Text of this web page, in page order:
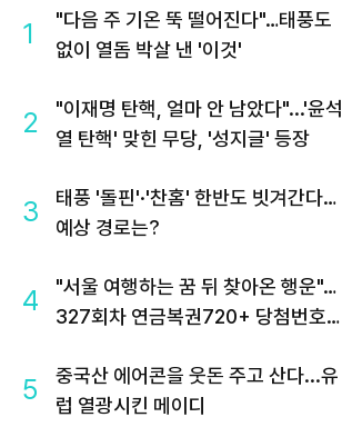
1
"다음 주 기온 뚝 떨어진다"…태풍도
없이 열돔 박살 낸 '이것'
2
"이재명 탄핵, 얼마 안 남았다"...'윤석
열 탄핵' 맞힌 무당, '성지글' 등장
3
태풍 '돌핀'·'찬홈' 한반도 빗겨간다…
예상 경로는?
4
"서울 여행하는 꿈 뒤 찾아온 행운"…
327회차 연금복권720+ 당첨번호조
5
중국산 에어콘을 웃돈 주고 산다...유
럽 열광시킨 메이디